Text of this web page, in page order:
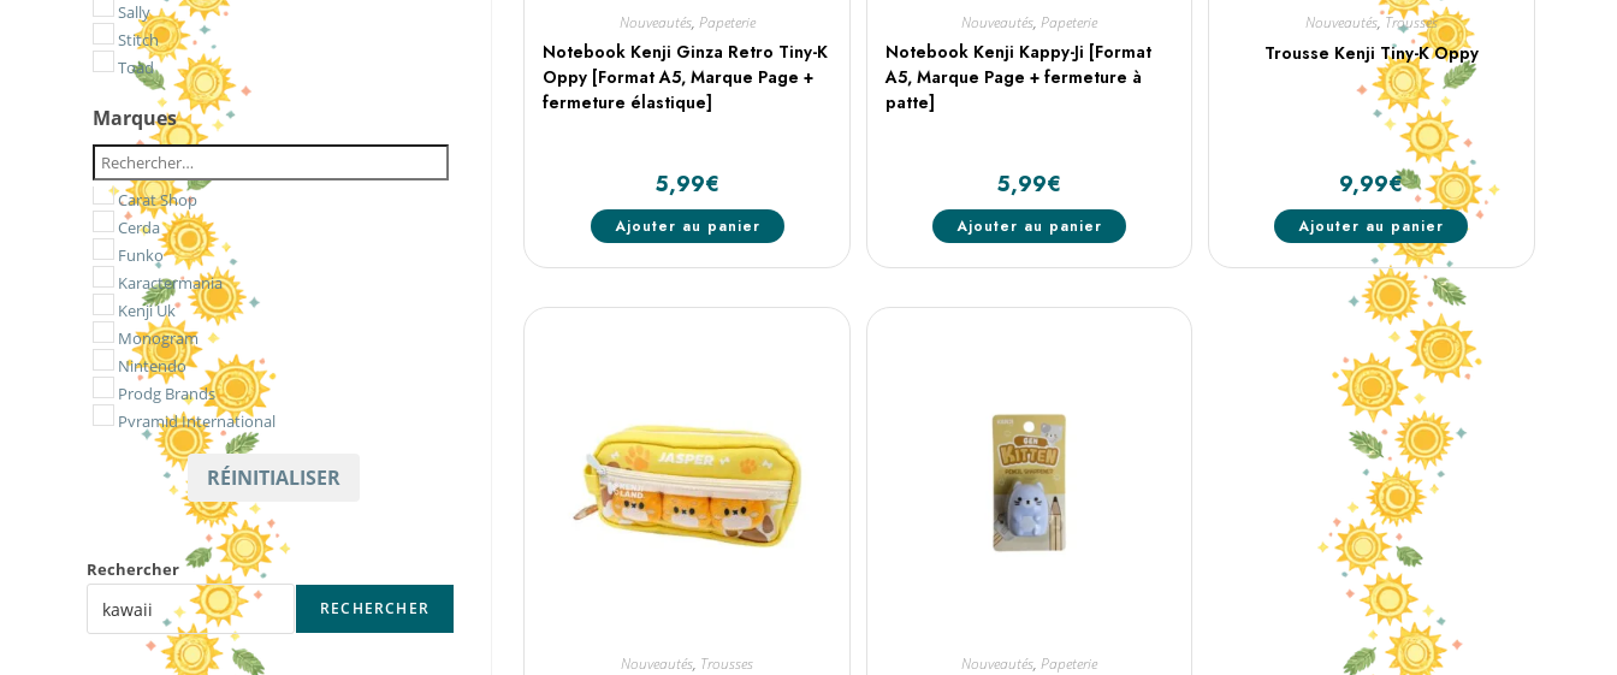
Nouveautés, Papeterie
Notebook Kenji Ginza Retro Tiny-K
Oppy [Format A5, Marque Page +
fermeture élastique]
5,99€
Ajouter au panier
Nouveautés, Papeterie
Notebook Kenji Kappy-Ji [Format
A5, Marque Page + fermeture à
patte]
5,99€
Ajouter au panier
Nouveautés, Trousses
Trousse Kenji Tiny-K Oppy
9,99€
Ajouter au panier
Nouveautés, Trousses Nouveautés, Papeterie
Sally
Stitch
Toad
Marques
Carat Shop
Cerda
Funko
Karactermania
Kenji Uk
Monogram
Nintendo
Prodg Brands
Pyramid International
RÉINITIALISER
Rechercher
RECHERCHER